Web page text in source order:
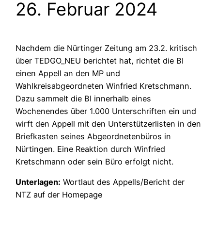
26. Februar 2024
Nachdem die Nürtinger Zeitung am 23.2. kritisch
über TEDGO_NEU berichtet hat, richtet die BI
einen Appell an den MP und
Wahlkreisabgeordneten Winfried Kretschmann.
Dazu sammelt die BI innerhalb eines
Wochenendes über 1.000 Unterschriften ein und
wirft den Appell mit den Unterstützerlisten in den
Briefkasten seines Abgeordnetenbüros in
Nürtingen. Eine Reaktion durch Winfried
Kretschmann oder sein Büro erfolgt nicht.
Unterlagen: Wortlaut des Appells/Bericht der
NTZ auf der Homepage